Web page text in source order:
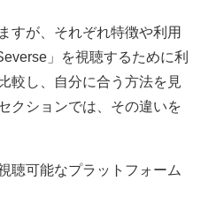
すが、それぞれ特徴や利用
」を視聴するために利
較し、自分に合う方法を見
クションでは、その違いを
聴可能なプラットフォーム